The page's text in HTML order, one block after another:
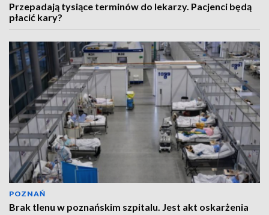
Przepadają tysiące terminów do lekarzy. Pacjenci będą
płacić kary?
POZNAŃ
Brak tlenu w poznańskim szpitalu. Jest akt oskarżenia